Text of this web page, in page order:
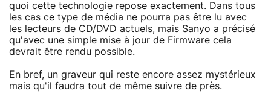
quoi cette technologie repose exactement. Dans tous
les cas ce type de média ne pourra pas être lu avec
les lecteurs de CD/DVD actuels, mais Sanyo a précisé
qu'avec une simple mise à jour de Firmware cela
devrait être rendu possible.
En bref, un graveur qui reste encore assez mystérieux
mais qu'il faudra tout de même suivre de près.